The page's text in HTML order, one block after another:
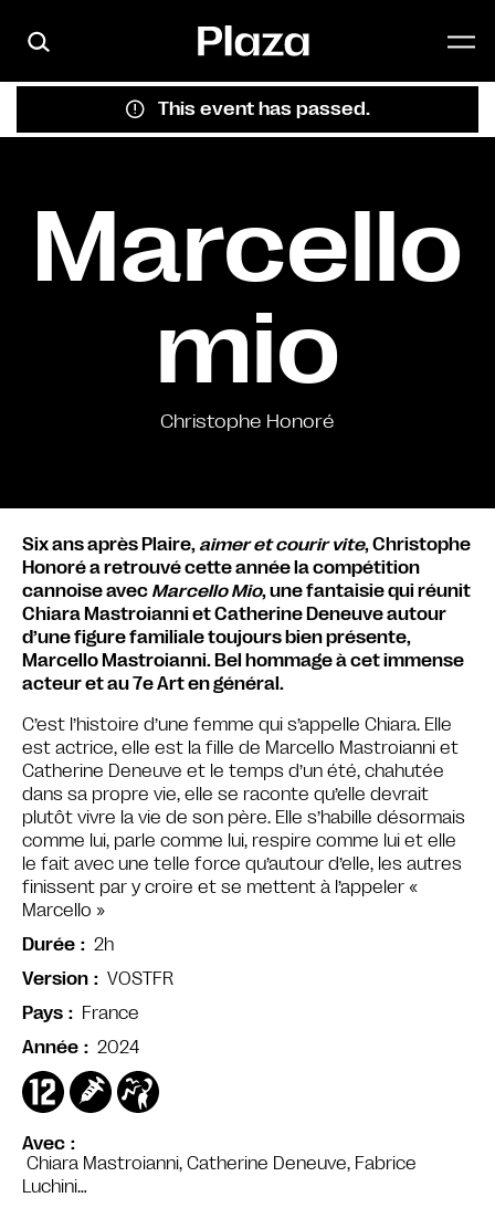
This event has passed.
Marcello
mio
Christophe Honoré
Avec
Chiara Mastroianni, Catherine Deneuve, Fabrice
Luchini…
Six ans après Plaire,aimer et courir vite, Christophe
Honoré a retrouvé cette année la compétition
cannoise avec Marcello Mio, une fantaisie qui réunit
Chiara Mastroianni et Catherine Deneuve autour
d’une figure familiale toujours bien présente,
Marcello Mastroianni. Bel hommage à cet immense
acteur et au 7e Art en général.
C’est l’histoire d’une femme qui s’appelle Chiara. Elle
est actrice, elle est la fille de Marcello Mastroianni et
Catherine Deneuve et le temps d’un été, chahutée
dans sa propre vie, elle se raconte qu’elle devrait
plutôt vivre la vie de son père. Elle s’habille désormais
comme lui, parle comme lui, respire comme lui et elle
le fait avec une telle force qu’autour d’elle, les autres
finissent par y croire et se mettent à l’appeler «
Marcello »
Durée
2h
Version
VOSTFR
Pays
France
Année
2024